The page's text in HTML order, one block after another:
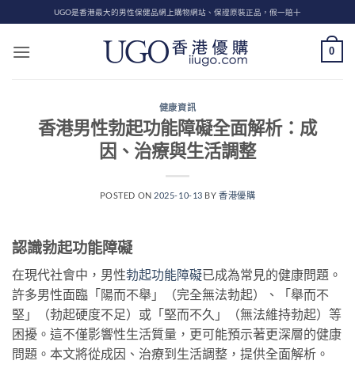
to
content
UGO是香港最大的男性保健品網上購物網站、保證原裝正品，假一賠十
0
健康資訊
香港男性勃起功能障礙全面解析：成
因、治療與生活調整
POSTED ON 2025-10-13 BY香港優購
認識勃起功能障礙
在現代社會中，男性勃起功能障礙已成為常見的健康問題。
許多男性面臨「陽而不舉」（完全無法勃起）、「舉而不
堅」（勃起硬度不足）或「堅而不久」（無法維持勃起）等
困擾。這不僅影響性生活質量，更可能預示著更深層的健康
問題。本文將從成因、治療到生活調整，提供全面解析。